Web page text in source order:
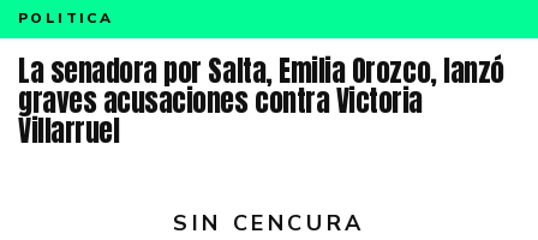
POLITICA
La senadora por Salta, Emilia Orozco, lanzó
graves acusaciones contra Victoria
Villarruel
SIN CENCURA